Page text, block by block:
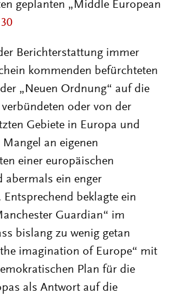
geplanten „Middle European
30
Berichterstattung immer
kommenden befürchteten
„Neuen Ordnung“ auf die
oder von der
Gebiete in Europa und
an eigenen
einer europäischen
abermals ein enger
beklagte ein
Guardian“ im
bislang zu wenig getan
imagination of Europe“ mit
Plan für die
als Antwort auf die